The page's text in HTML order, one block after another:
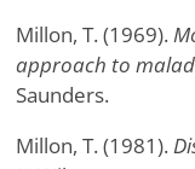
Millon, T. (1969).
approach to
Saunders.
Millon, T. (1981).